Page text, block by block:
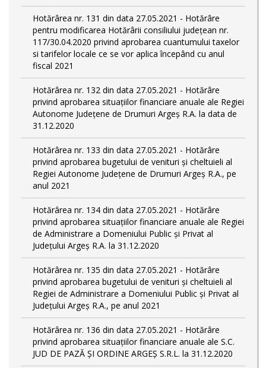
Hotărârea nr. 131 din data 27.05.2021 - Hotărâre
pentru modificarea Hotărârii consiliului județean nr.
117/30.04.2020 privind aprobarea cuantumului taxelor
si tarifelor locale ce se vor aplica începând cu anul
fiscal 2021
Hotărârea nr. 132 din data 27.05.2021 - Hotărâre
privind aprobarea situațiilor financiare anuale ale Regiei
Autonome Județene de Drumuri Argeș R.A. la data de
31.12.2020
Hotărârea nr. 133 din data 27.05.2021 - Hotărâre
privind aprobarea bugetului de venituri și cheltuieli al
Regiei Autonome Județene de Drumuri Argeș R.A., pe
anul 2021
Hotărârea nr. 134 din data 27.05.2021 - Hotărâre
privind aprobarea situațiilor financiare anuale ale Regiei
de Administrare a Domeniului Public și Privat al
Județului Argeș R.A. la 31.12.2020
Hotărârea nr. 135 din data 27.05.2021 - Hotărâre
privind aprobarea bugetului de venituri și cheltuieli al
Regiei de Administrare a Domeniului Public și Privat al
Județului Argeș R.A., pe anul 2021
Hotărârea nr. 136 din data 27.05.2021 - Hotărâre
privind aprobarea situațiilor financiare anuale ale S.C.
JUD DE PAZĂ ȘI ORDINE ARGEȘ S.R.L. la 31.12.2020